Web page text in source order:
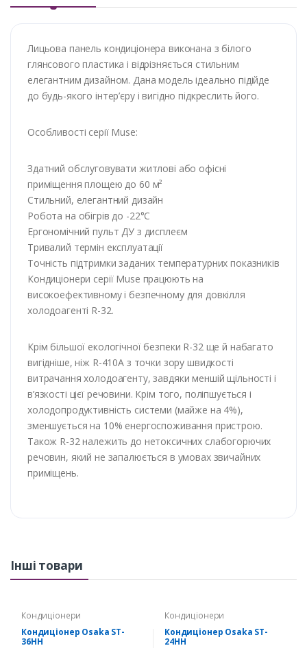
Лицьова панель кондиціонера виконана з білого
глянсового пластика і відрізняється стильним
елегантним дизайном. Дана модель ідеально підійде
до будь-якого інтер’єру і вигідно підкреслить його.
Особливості серії Muse:
Здатний обслуговувати житлові або офісні
приміщення площею до 60 м²
Стильний, елегантний дизайн
Робота на обігрів до -22°С
Ергономічний пульт ДУ з дисплеєм
Тривалий термін експлуатації
Точність підтримки заданих температурних показників
Кондиціонери серії Muse працюють на
високоефективному і безпечному для довкілля
холодоагенті R-32.
Крім більшої екологічної безпеки R-32 ще й набагато
вигідніше, ніж R-410A з точки зору швидкості
витрачання холодоагенту, завдяки меншій щільності і
в’язкості цієї речовини. Крім того, поліпшується і
холодопродуктивність системи (майже на 4%),
зменшується на 10% енергоспоживання пристрою.
Також R-32 належить до нетоксичних слабогорючих
речовин, який не запалюється в умовах звичайних
приміщень.
Інші товари
Кондиціонери
Кондиціонер Osaka ST-
36HH
Кондиціонери
Кондиціонер Osaka ST-
24HH